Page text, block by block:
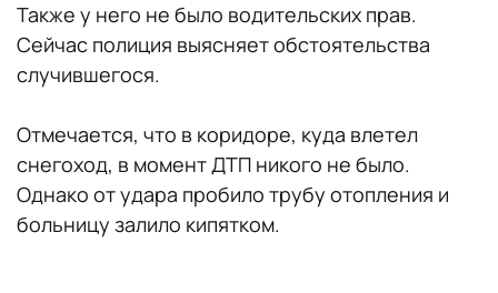
Также у него не было водительских прав.
Сейчас полиция выясняет обстоятельства
случившегося.
Отмечается, что в коридоре, куда влетел
снегоход, в момент ДТП никого не было.
Однако от удара пробило трубу отопления и
больницу залило кипятком.